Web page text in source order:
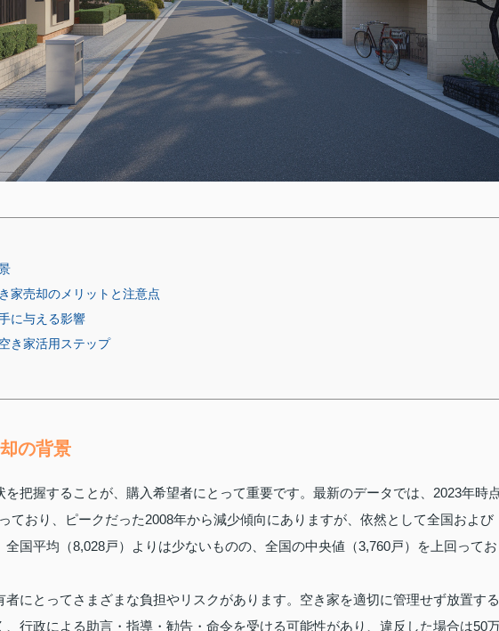
家売却のメリットと注意点
に与える影響
き家活用ステップ
の背景
を把握することが、購入希望者にとって重要です。最新のデータでは、2023年時
ており、ピークだった2008年から減少傾向にありますが、依然として全国および
国平均（8,028戸）よりは少ないものの、全国の中央値（3,760戸）を上回ってお
者にとってさまざまな負担やリスクがあります。空き家を適切に管理せず放置する
行政による助言・指導・勧告・命令を受ける可能性があり、違反した場合は50